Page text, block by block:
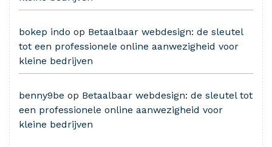
bokep indo op Betaalbaar webdesign: de sleutel
tot een professionele online aanwezigheid voor
kleine bedrijven
benny9be op Betaalbaar webdesign: de sleutel tot
een professionele online aanwezigheid voor
kleine bedrijven